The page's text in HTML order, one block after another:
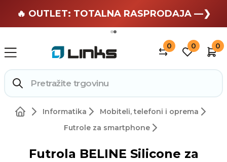
🏄 Zaslužuješ odmor —❯
🔥 OUTLET: TOTALNA RASPRODAJA —❯
0 0 0
Informatika
Mobiteli, telefoni i oprema
Futrole za smartphone
Futrola BELINE Silicone za